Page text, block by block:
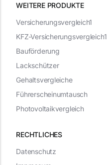
WEITERE PRODUKTE
RECHTLICHES
Datenschutz
Versicherungsvergleich1
KFZ-Versicherungsvergleich1
Bauförderung
Lackschützer
Gehaltsvergleiche
Führerscheinumtausch
Photovoltaikvergleich